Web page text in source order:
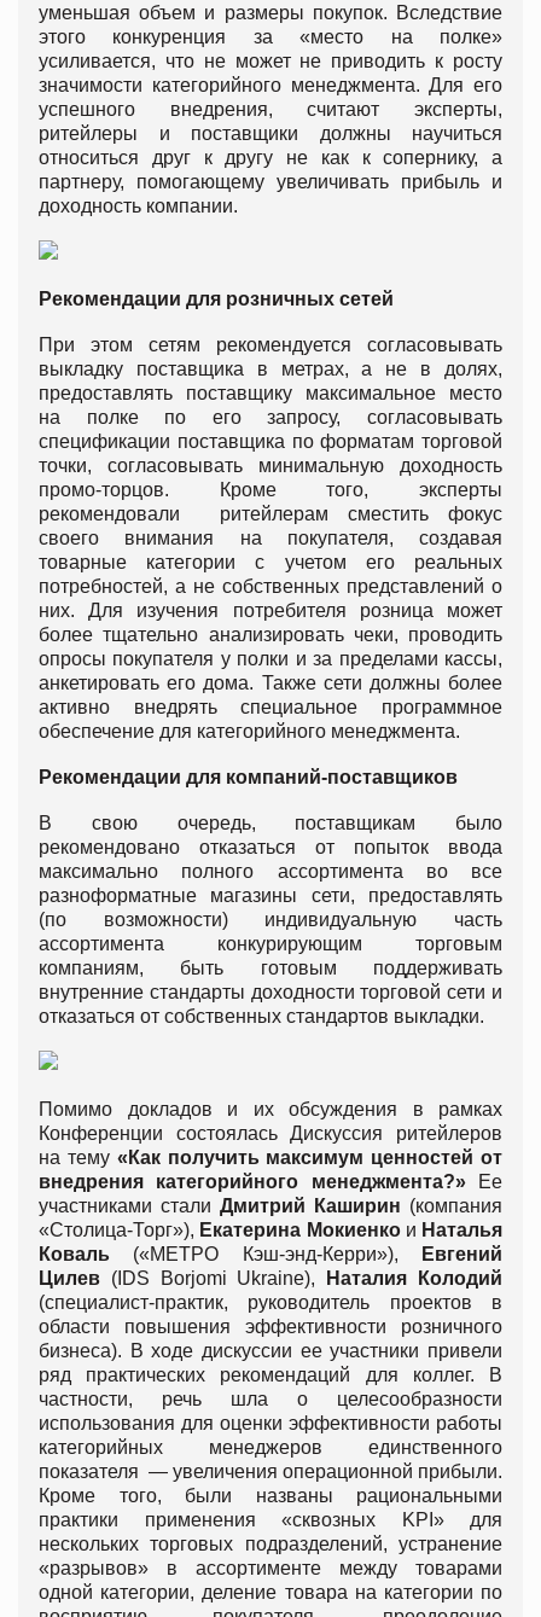
уменьшая объем и размеры покупок. Вследствие
этого конкуренция за «место на полке»
усиливается, что не может не приводить к росту
значимости категорийного менеджмента. Для его
успешного внедрения, считают эксперты,
ритейлеры и поставщики должны научиться
относиться друг к другу не как к сопернику, а
партнеру, помогающему увеличивать прибыль и
доходность компании.
Рекомендации для розничных сетей
При этом сетям рекомендуется согласовывать
выкладку поставщика в метрах, а не в долях,
предоставлять поставщику максимальное место
на полке по его запросу, согласовывать
спецификации поставщика по форматам торговой
точки, согласовывать минимальную доходность
промо-торцов. Кроме того, эксперты
рекомендовали ритейлерам сместить фокус
своего внимания на покупателя, создавая
товарные категории с учетом его реальных
потребностей, а не собственных представлений о
них. Для изучения потребителя розница может
более тщательно анализировать чеки, проводить
опросы покупателя у полки и за пределами кассы,
анкетировать его дома. Также сети должны более
активно внедрять специальное программное
обеспечение для категорийного менеджмента.
Рекомендации для компаний-поставщиков
В свою очередь, поставщикам было
рекомендовано отказаться от попыток ввода
максимально полного ассортимента во все
разноформатные магазины сети, предоставлять
(по возможности) индивидуальную часть
ассортимента конкурирующим торговым
компаниям, быть готовым поддерживать
внутренние стандарты доходности торговой сети и
отказаться от собственных стандартов выкладки.
Помимо докладов и их обсуждения в рамках
Конференции состоялась Дискуссия ритейлеров
на тему «Как получить максимум ценностей от
внедрения категорийного менеджмента?»
Ее
участниками стали Дмитрий Каширин (компания
«Столица-Торг»), Екатерина Мокиенкои Наталья
Коваль («МЕТРО Кэш-энд-Керри»),
Евгений
Цилев (IDS Borjomi Ukraine),
Наталия Колодий
(специалист-практик, руководитель проектов в
области повышения эффективности розничного
бизнеса). В ходе дискуссии ее участники привели
ряд практических рекомендаций для коллег. В
частности, речь шла о целесообразности
использования для оценки эффективности работы
категорийных менеджеров единственного
показателя — увеличения операционной прибыли.
Кроме того, были названы рациональными
практики применения «сквозных KPI» для
нескольких торговых подразделений, устранение
«разрывов» в ассортименте между товарами
одной категории, деление товара на категории по